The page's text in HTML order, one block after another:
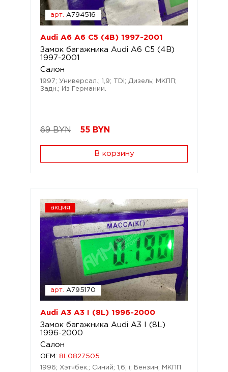
арт. A794516
Audi A6 A6 C5 (4B) 1997-2001
Замок багажника Audi A6 C5 (4B)
1997-2001
Салон
1997; Универсал.; 1,9; TDi; Дизель; МКПП;
Задн.; Из Германии.
69 BYN 55 BYN
В корзину
акция
арт. A795170
Audi A3 A3 I (8L) 1996-2000
Замок багажника Audi A3 I (8L)
1996-2000
Салон
OEM: 8L0827505
1996; Хэтчбек.; Синий; 1,6; i; Бензин; МКПП